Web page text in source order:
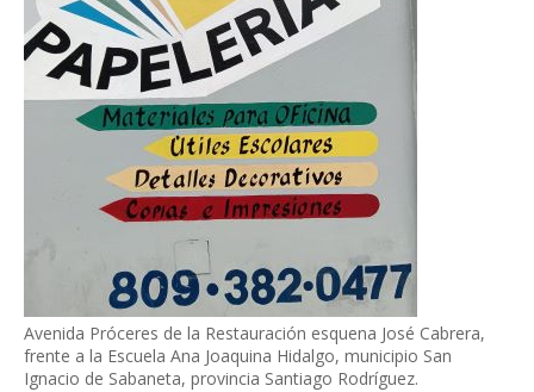
Avenida Próceres de la Restauración esquena José Cabrera,
frente a la Escuela Ana Joaquina Hidalgo, municipio San
Ignacio de Sabaneta, provincia Santiago Rodríguez.